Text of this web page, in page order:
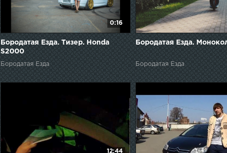
0:16
Бородатая Езда. Тизер. Honda
S2000
Бородатая Езда
Бородатая Езда.
Бородатая Езда
12:44